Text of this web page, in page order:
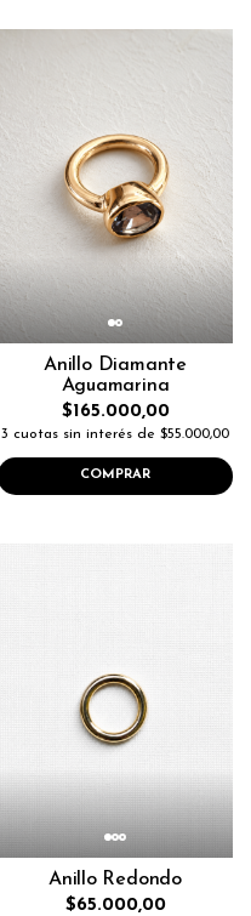
Anillo Diamante
Aguamarina
$165.000,00
3 cuotas sin interés de $55.000,00
COMPRAR
Anillo Redondo
$65.000,00